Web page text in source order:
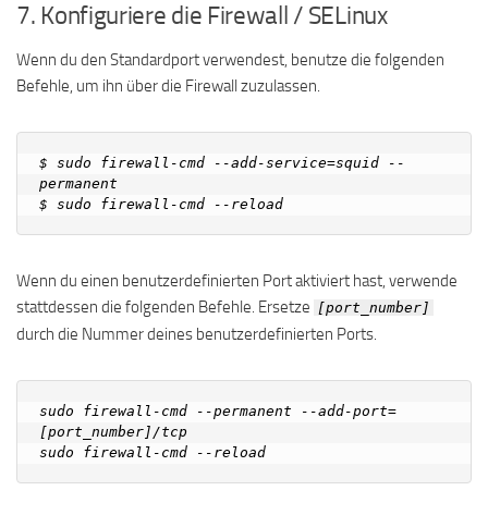
7. Konfiguriere die Firewall / SELinux
Wenn du den Standardport verwendest, benutze die folgenden
Befehle, um ihn über die Firewall zuzulassen.
$ sudo firewall-cmd --add-service=squid --
permanent
Wenn du einen benutzerdefinierten Port aktiviert hast, verwende
stattdessen die folgenden Befehle. Ersetze [port_number]
durch die Nummer deines benutzerdefinierten Ports.
sudo firewall-cmd --permanent --add-port=
[port_number]/tcp